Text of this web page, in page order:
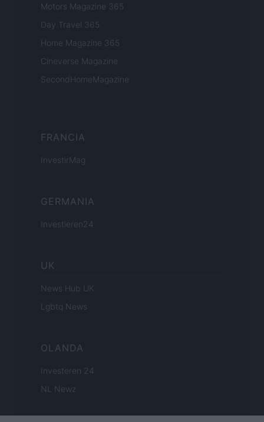
Motors Magazine 365
Day Travel 365
Home Magazine 365
Cineverse Magazine
SecondHomeMagazine
FRANCIA
InvestirMag
GERMANIA
Investieren24
UK
News Hub UK
Lgbtq News
OLANDA
Investeren 24
NL Newz